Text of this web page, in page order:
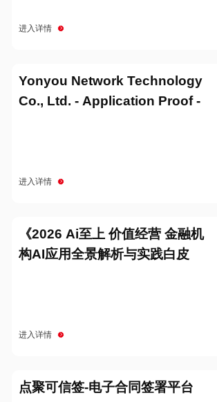
进入详情
Yonyou Network Technology
Co., Ltd. - Application Proof -
进入详情
《2026 Ai至上 价值经营 金融机
构AI应用全景解析与实践白皮
进入详情
点聚可信签-电子合同签署平台